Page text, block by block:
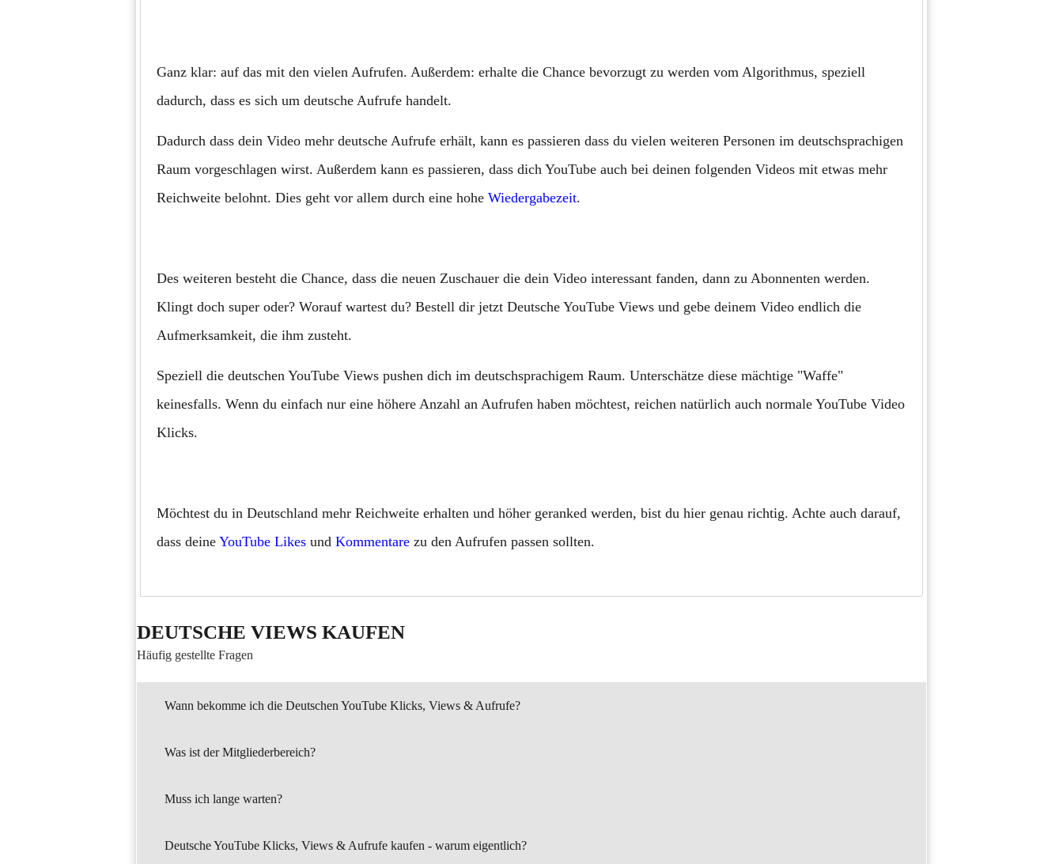
Ganz klar: auf das mit den vielen Aufrufen. Außerdem: erhalte die Chance bevorzugt zu werden vom Algorithmus, speziell
dadurch, dass es sich um deutsche Aufrufe handelt.
Dadurch dass dein Video mehr deutsche Aufrufe erhält, kann es passieren dass du vielen weiteren Personen im deutschsprachigen
Raum vorgeschlagen wirst. Außerdem kann es passieren, dass dich YouTube auch bei deinen folgenden Videos mit etwas mehr
Reichweite belohnt. Dies geht vor allem durch eine hohe Wiedergabezeit.
Des weiteren besteht die Chance, dass die neuen Zuschauer die dein Video interessant fanden, dann zu Abonnenten werden.
Klingt doch super oder? Worauf wartest du? Bestell dir jetzt Deutsche YouTube Views und gebe deinem Video endlich die
Aufmerksamkeit, die ihm zusteht.
Speziell die deutschen YouTube Views pushen dich im deutschsprachigem Raum. Unterschätze diese mächtige "Waffe"
keinesfalls. Wenn du einfach nur eine höhere Anzahl an Aufrufen haben möchtest, reichen natürlich auch normale YouTube Video
Klicks.
Möchtest du in Deutschland mehr Reichweite erhalten und höher geranked werden, bist du hier genau richtig. Achte auch darauf,
dass deine YouTube Likes und Kommentare zu den Aufrufen passen sollten.
DEUTSCHE VIEWS KAUFEN
Häufig gestellte Fragen
Wann bekomme ich die Deutschen YouTube Klicks, Views & Aufrufe?
Was ist der Mitgliederbereich?
Muss ich lange warten?
Deutsche YouTube Klicks, Views & Aufrufe kaufen - warum eigentlich?